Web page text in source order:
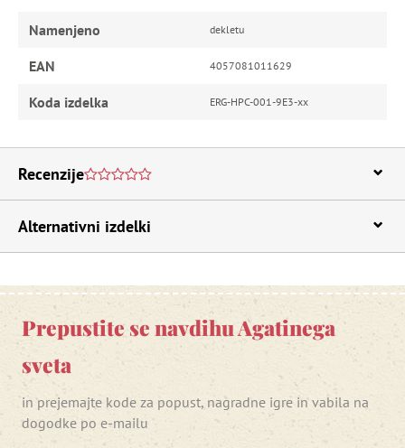
Namenjeno dekletu
EAN 4057081011629
Koda izdelka ERG-HPC-001-9E3-xx
Recenzije
Alternativni izdelki
Prepustite se navdihu Agatinega
sveta
in prejemajte kode za popust, nagradne igre in vabila na
dogodke po e-mailu